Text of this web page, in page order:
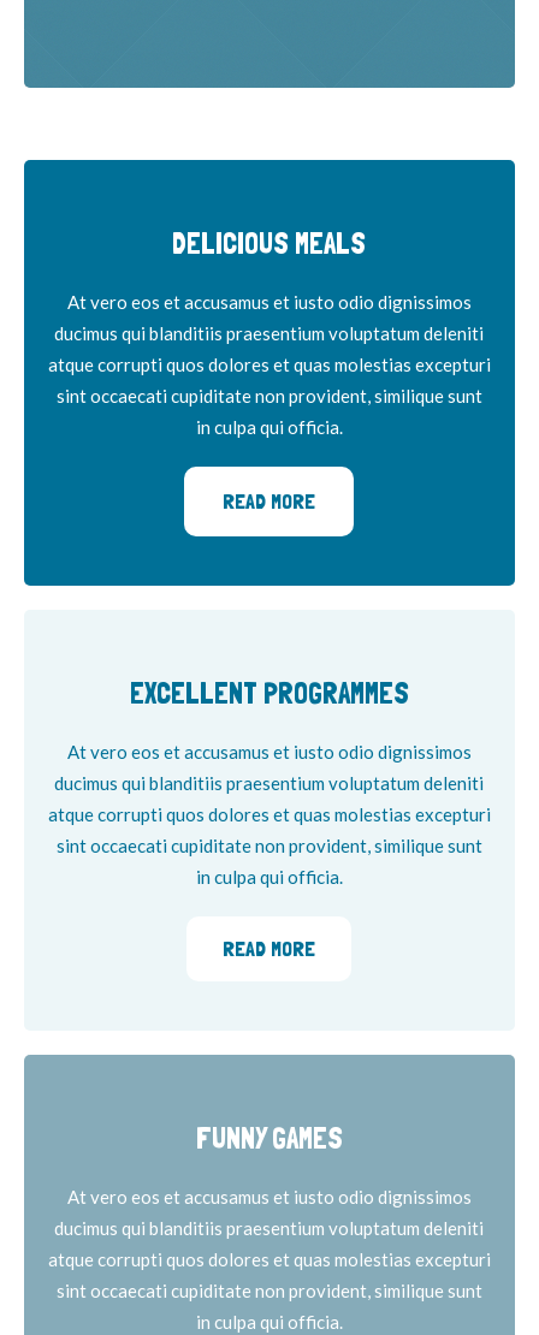
DELICIOUS MEALS
At vero eos et accusamus et iusto odio dignissimos
ducimus qui blanditiis praesentium voluptatum deleniti
atque corrupti quos dolores et quas molestias excepturi
sint occaecati cupiditate non provident, similique sunt
in culpa qui officia.
READ MORE
EXCELLENT PROGRAMMES
At vero eos et accusamus et iusto odio dignissimos
ducimus qui blanditiis praesentium voluptatum deleniti
atque corrupti quos dolores et quas molestias excepturi
sint occaecati cupiditate non provident, similique sunt
in culpa qui officia.
READ MORE
FUNNY GAMES
At vero eos et accusamus et iusto odio dignissimos
ducimus qui blanditiis praesentium voluptatum deleniti
atque corrupti quos dolores et quas molestias excepturi
sint occaecati cupiditate non provident, similique sunt
in culpa qui officia.